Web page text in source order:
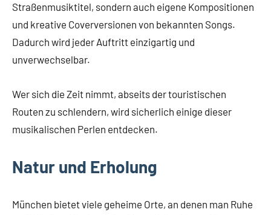
Straßenmusiktitel, sondern auch eigene Kompositionen
und kreative Coverversionen von bekannten Songs.
Dadurch wird jeder Auftritt einzigartig und
unverwechselbar.
Wer sich die Zeit nimmt, abseits der touristischen
Routen zu schlendern, wird sicherlich einige dieser
musikalischen Perlen entdecken.
Natur und Erholung
München bietet viele geheime Orte, an denen man Ruhe